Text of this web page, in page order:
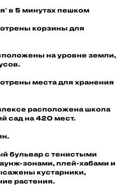
в 5 минутах пешком
корзины для
на уровне земли,
места для хранения
расположена школа
сад на 420 мест.
бульвар с тенистыми
зонами, плей-хабами и
кустарники,
растения.